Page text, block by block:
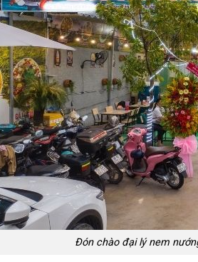
Đón chào đại lý nem